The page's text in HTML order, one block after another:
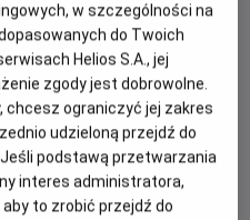
Wolverine
Gatunek
Fantasy /
Minimalny
wiek
Od 15 lat
Inne (2024)
w szczególności na
do Twoich
Helios S.A., jej
zgody jest dobrowolne.
chcesz ograniczyć jej zakres
udzieloną przejdź do
podstawą przetwarzania
interes administratora,
to zrobić przejdź do